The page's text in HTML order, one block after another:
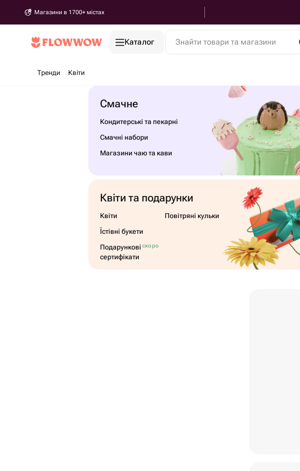
Магазини в 1700+ містах
Каталог Знайти товари та магазини
Тренди Квіти
Смачне
Кондитерські та пекарні
Смачні набори
Магазини чаю та кави
Квіти та подарунки
Квіти
Їстівні букети
Подарункові
сертифікати
скоро
Повітряні кульки